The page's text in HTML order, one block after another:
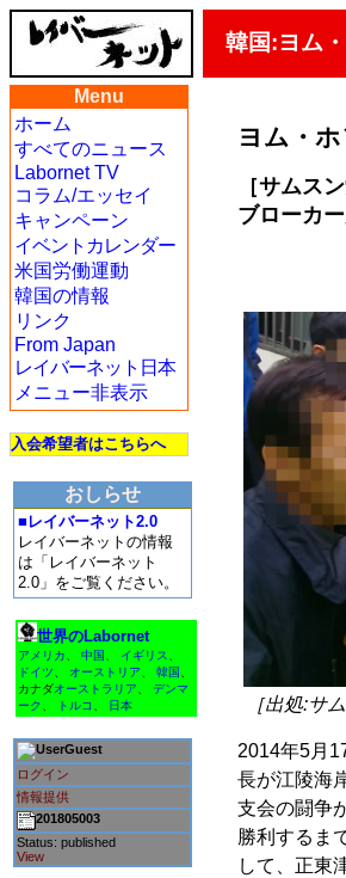
韓国:ヨム
Menu
ホーム
すべてのニュース
Labornet TV
コラム/エッセイ
キャンペーン
イベントカレンダー
米国労働運動
韓国の情報
リンク
From Japan
レイバーネット日本
メニュー非表示
入会希望者はこちらへ
おしらせ
■レイバーネット2.0
レイバーネットの情報
は「レイバーネット
2.0」をご覧ください。
世界のLabornet
アメリカ 中国 イギリス
ドイツ
オーストリア 韓国
カナダオーストラリア
デンマ
ーク
トルコ 日本
Guest
ログイン
情報提供
201805003
Status: published
View
ヨム・
［サムス
ブローカ
［出処:サ
2014年5月
長が江陵海
支会の闘争
勝利するま
して、正東